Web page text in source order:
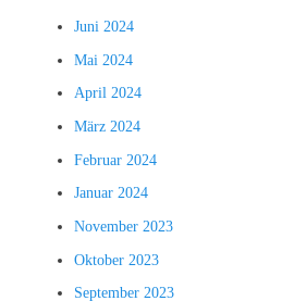
Juni 2024
Mai 2024
April 2024
März 2024
Februar 2024
Januar 2024
November 2023
Oktober 2023
September 2023